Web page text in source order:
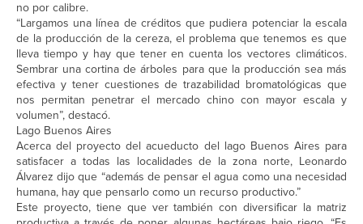
no por calibre.
“Largamos una línea de créditos que pudiera potenciar la escala
de la producción de la cereza, el problema que tenemos es que
lleva tiempo y hay que tener en cuenta los vectores climáticos.
Sembrar una cortina de árboles para que la producción sea más
efectiva y tener cuestiones de trazabilidad bromatológicas que
nos permitan penetrar el mercado chino con mayor escala y
volumen”, destacó.
Lago Buenos Aires
Acerca del proyecto del acueducto del lago Buenos Aires para
satisfacer a todas las localidades de la zona norte, Leonardo
Álvarez dijo que “además de pensar el agua como una necesidad
humana, hay que pensarlo como un recurso productivo.”
Este proyecto, tiene que ver también con diversificar la matriz